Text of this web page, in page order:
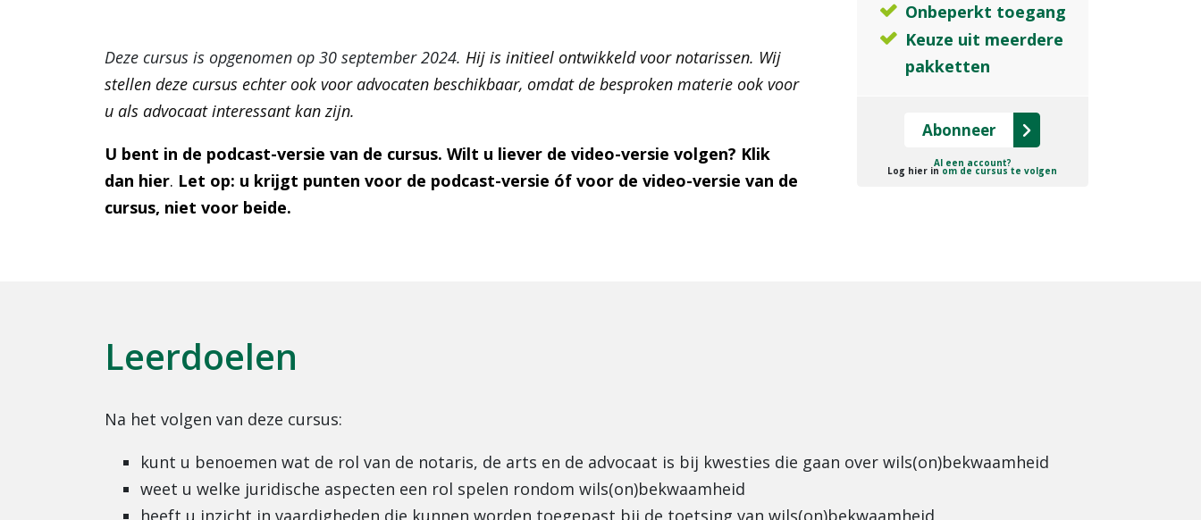
Onbeperkt toegang
Keuze uit meerdere
pakketten
Abonneer
Al een account?
Log hier in om de cursus te volgen
Deze cursus is opgenomen op 30 september 2024. Hij is initieel ontwikkeld voor notarissen. Wij
stellen deze cursus echter ook voor advocaten beschikbaar, omdat de besproken materie ook voor
u als advocaat interessant kan zijn.
U bent in de podcast-versie van de cursus. Wilt u liever de video-versie volgen? Klik
dan hier. Let op: u krijgt punten voor de podcast-versie óf voor de video-versie van de
cursus, niet voor beide.
Leerdoelen
Na het volgen van deze cursus:
kunt u benoemen wat de rol van de notaris, de arts en de advocaat is bij kwesties die gaan over wils(on)bekwaamheid
weet u welke juridische aspecten een rol spelen rondom wils(on)bekwaamheid
heeft u inzicht in vaardigheden die kunnen worden toegepast bij de toetsing van wils(on)bekwaamheid